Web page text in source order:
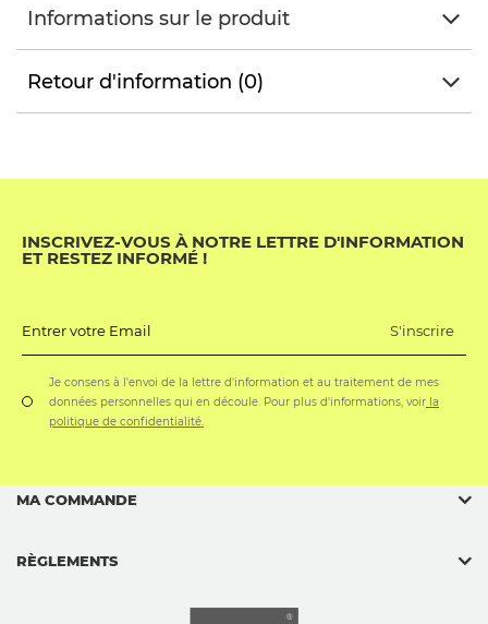
Informations sur le produit
Retour d'information (0)
INSCRIVEZ-VOUS À NOTRE LETTRE D'INFORMATION
ET RESTEZ INFORMÉ !
Entrer votre Email S'inscrire
Je consens à l'envoi de la lettre d'information et au traitement de mes
données personnelles qui en découle. Pour plus d'informations, voir la
politique de confidentialité.
MA COMMANDE
RÈGLEMENTS